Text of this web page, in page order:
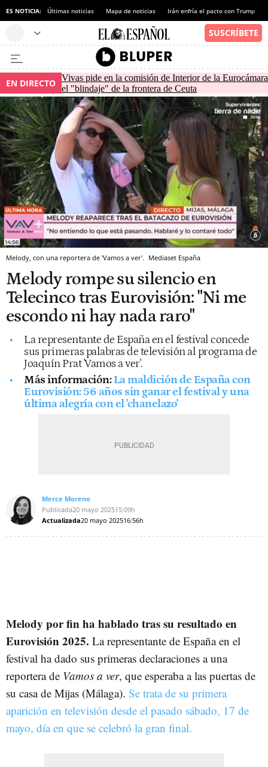
ES NOTICIA: Últimas noticias Mapa de noticias Irán enfría el pacto con Trump
EN DIRECTO Vivas pide en la comisión de Interior de la Eurocámara
el "blindaje" de la frontera de Ceuta
Melody, con una reportera de 'Vamos a ver'. Mediaset España
Melody rompe su silencio en
Telecinco tras Eurovisión: "Ni me
escondo ni hay nada raro"
La representante de España en el festival concede
sus primeras palabras de televisión al programa de
Joaquín Prat 'Vamos a ver'.
Más información:La maldición de España con
Eurovisión: 56 años sin ganar el festival y una
última alegría con el 'chanelazo'
Merce Moreno
Publicada20 mayo 202515:09h
Actualizada20 mayo 202516:56h
Melody por fin ha hablado tras su resultado en
Eurovisión 2025. La representante de España en el
festival ha dado sus primeras declaraciones a una
reportera de Vamos a ver, que esperaba a las puertas de
su casa de Mijas (Málaga). Se trata de su primera
aparición en televisión desde el pasado sábado, 17 de
mayo, día en que se celebró la gran final.